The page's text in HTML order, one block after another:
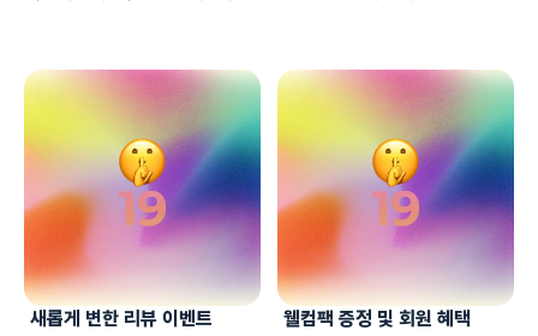
새롭게 변한 리뷰 이벤트 웰컴팩 증정 및 회원 혜택